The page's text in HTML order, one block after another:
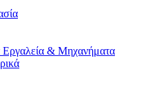
Εργαλεία & Μηχανήματα